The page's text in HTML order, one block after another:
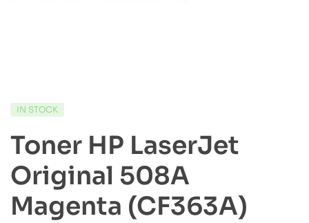
IN STOCK
Toner HP LaserJet
Original 508A
Magenta (CF363A)